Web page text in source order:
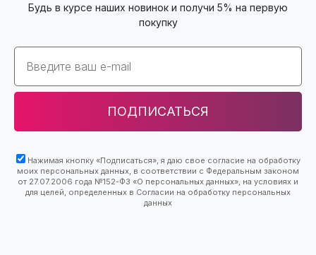
Будь в курсе наших новинок и получи 5% на первую
покупку
Email
ПОДПИСАТЬСЯ
Нажимая кнопку «Подписаться», я даю свое согласие на обработку
моих персональных данных, в соответствии с Федеральным законом
от 27.07.2006 года №152-ФЗ «О персональных данных», на условиях и
для целей, определенных в Согласии на обработку персональных
данных